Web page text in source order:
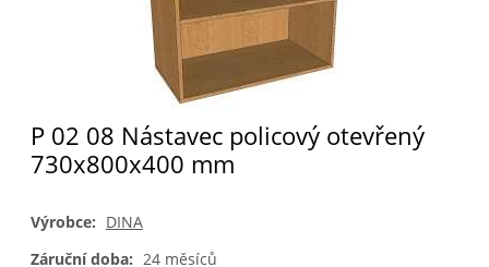
P 02 08 Nástavec policový otevřený
730x800x400 mm
Výrobce: DINA
Záruční doba: 24 měsíců